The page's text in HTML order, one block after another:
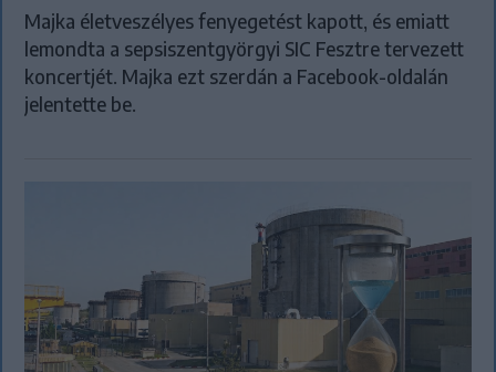
Majka életveszélyes fenyegetést kapott, és emiatt
lemondta a sepsiszentgyörgyi SIC Fesztre tervezett
koncertjét. Majka ezt szerdán a Facebook-oldalán
jelentette be.